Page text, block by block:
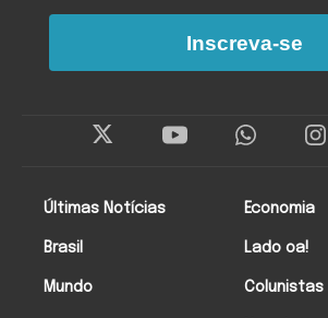
Últimas Notícias
Brasil
Mundo
Economia
Lado oa!
Colunistas
Inscreva-se